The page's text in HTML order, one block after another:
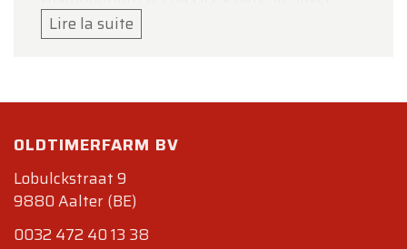
Shadow se présente comme la première
quatre roues indépendantes. Constituée de
arrière se voit épaulée par un correcteur
d'assiette automatique et hydraulique, qui
utilise le brevet Citroën ; d'abord monté sur
arrière à partir de 1969.
Lire la suite
OLDTIMERFARM BV
Lobulckstraat 9
9880 Aalter (BE)
0032 472 40 13 38